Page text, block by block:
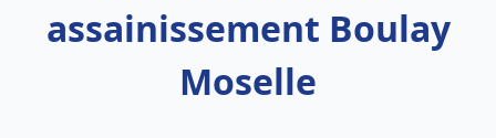
assainissement Boulay
Moselle